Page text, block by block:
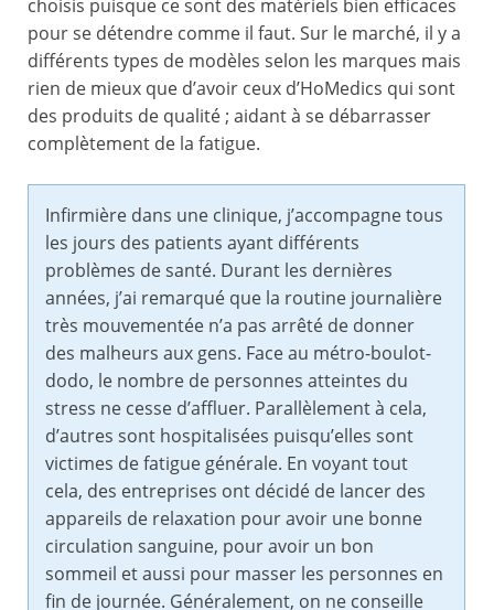
choisis puisque ce sont des matériels bien efficaces
pour se détendre comme il faut. Sur le marché, il y a
différents types de modèles selon les marques mais
rien de mieux que d’avoir ceux d’HoMedics qui sont
des produits de qualité ; aidant à se débarrasser
complètement de la fatigue.
Infirmière dans une clinique, j’accompagne tous
les jours des patients ayant différents
problèmes de santé. Durant les dernières
années, j’ai remarqué que la routine journalière
très mouvementée n’a pas arrêté de donner
des malheurs aux gens. Face au métro-boulot-
dodo, le nombre de personnes atteintes du
stress ne cesse d’affluer. Parallèlement à cela,
d’autres sont hospitalisées puisqu’elles sont
victimes de fatigue générale. En voyant tout
cela, des entreprises ont décidé de lancer des
appareils de relaxation pour avoir une bonne
circulation sanguine, pour avoir un bon
sommeil et aussi pour masser les personnes en
fin de journée. Généralement, on ne conseille